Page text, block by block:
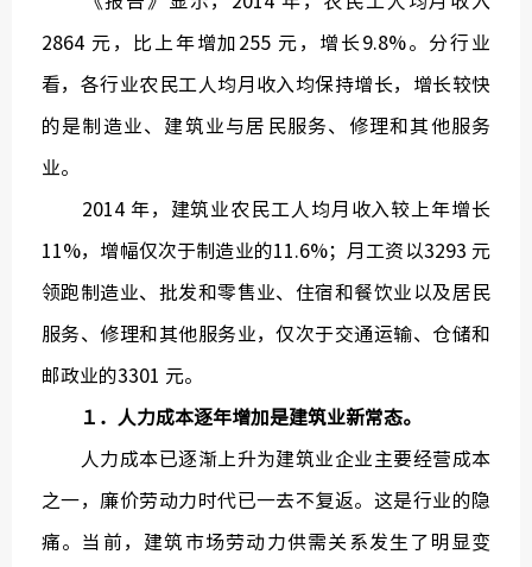
2864 元，比上年增加255 元，增长9.8%。分行业
看，各行业农民工人均月收入均保持增长，增长较快
的是制造业、建筑业与居民服务、修理和其他服务
业。
2014 年，建筑业农民工人均月收入较上年增长
11%，增幅仅次于制造业的11.6%；月工资以3293 元
领跑制造业、批发和零售业、住宿和餐饮业以及居民
服务、修理和其他服务业，仅次于交通运输、仓储和
邮政业的3301 元。
１．人力成本逐年增加是建筑业新常态。
人力成本已逐渐上升为建筑业企业主要经营成本
之一，廉价劳动力时代已一去不复返。这是行业的隐
痛。当前，建筑市场劳动力供需关系发生了明显变